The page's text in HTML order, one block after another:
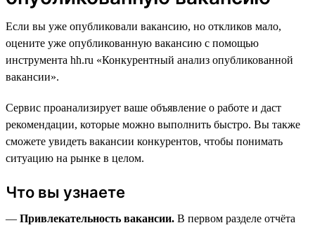
Если вы уже опубликовали вакансию, но откликов мало,
оцените уже опубликованную вакансию с помощью
инструмента hh.ru «Конкурентный анализ опубликованной
вакансии».
Сервис проанализирует ваше объявление о работе и даст
рекомендации, которые можно выполнить быстро. Вы также
сможете увидеть вакансии конкурентов, чтобы понимать
ситуацию на рынке в целом.
Что вы узнаете
— Привлекательность вакансии. В первом разделе отчёта